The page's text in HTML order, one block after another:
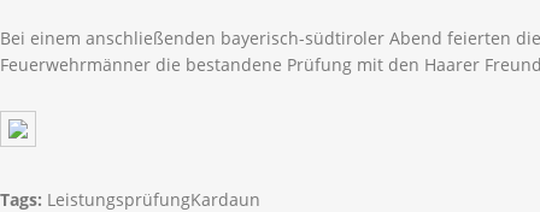
Bei einem anschließenden bayerisch-südtiroler Abend feierten
Feuerwehrmänner die bestandene Prüfung mit den Haarer
Tags: LeistungsprüfungKardaun